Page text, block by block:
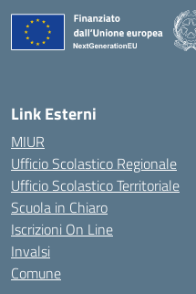
Link Esterni
MIUR
Ufficio Scolastico Regionale
Ufficio Scolastico Territoriale
Scuola in Chiaro
Iscrizioni On Line
Invalsi
Comune